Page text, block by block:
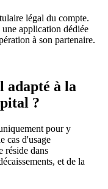
légal du compte.
une application dédiée
à son partenaire.
adapté à la
?
pour y
cas d'usage
réside dans
et de la